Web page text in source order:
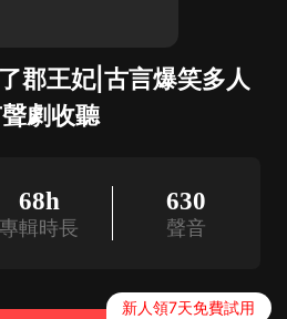
郡王妃|古言爆笑多人
劇收聽
68h
專輯時長
630
聲音
新人領7天免費試用